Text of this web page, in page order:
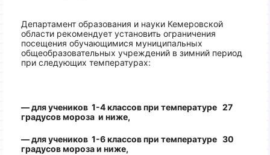
Департамент образования и науки Кемеровской
области рекомендует установить ограничения
посещения обучающимися муниципальных
общеобразовательных учреждений в зимний период
при следующих температурах:
— для учеников 1-4 классов при температуре 27
градусов мороза и ниже,
— для учеников 1-6 классов при температуре 30
градусов мороза и ниже,